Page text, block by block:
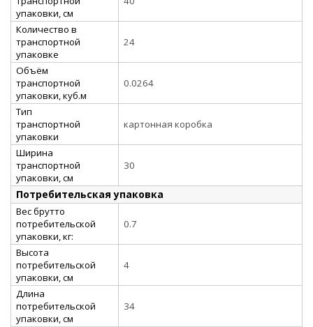
упаковки, см
Количество в
транспортной
упаковке
24
Объём
транспортной
упаковки, куб.м
0.0264
Тип
транспортной
упаковки
картонная коробка
Ширина
транспортной
упаковки, см
30
Потребительская упаковка
Вес брутто
потребительской
упаковки, кг:
0.7
Высота
потребительской
упаковки, см
4
Длина
потребительской
упаковки, см
34